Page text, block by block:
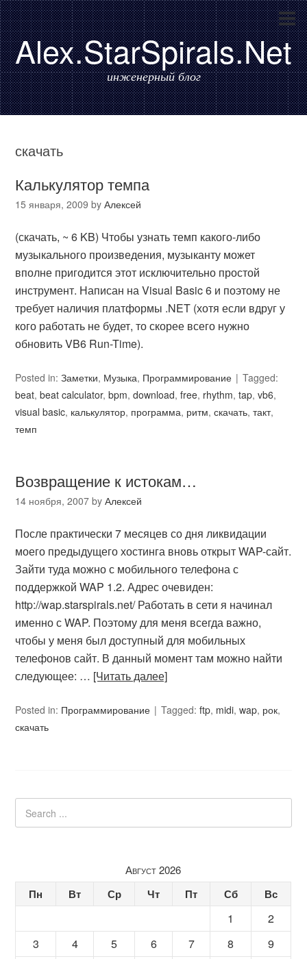
Alex.StarSpirals.Net
инженерный блог
скачать
Калькулятор темпа
15 января, 2009 byАлексей
(скачать, ~ 6 KB) Чтобы узнать темп какого-либо
музыкального произведения, музыканту может
вполне пригодится этот исключительно простой
инструмент. Написан на Visual Basic 6 и поэтому не
требует наличия платформы .NET (хотя если вдруг у
кого работать не будет, то скорее всего нужно
обновить VB6 Run-Time).
Posted in:Заметки, Музыка, Программирование
Tagged:
beat,beat calculator,bpm,download,free, rhythm,tap,vb6,
visual basic, калькулятор, программа, ритм,скачать,такт,
темп
Возвращение к истокам…
14 ноября, 2007 byАлексей
После практически 7 месяцев со дня ликвидации
моего предыдущего хостинга вновь открыт WAP-сайт.
Зайти туда можно с мобильного телефона с
поддержкой WAP 1.2. Адрес очевиден:
http://wap.starspirals.net/ Работать в сети я начинал
именно с WAP. Поэтому для меня всегда важно,
чтобы у меня был доступный для мобильных
телефонов сайт. В данный момент там можно найти
следующее: … [Читать далее]
Posted in: Программирование Tagged:ftp, midi,wap, рок,
скачать
Август 2026
Пн Вт Ср Чт Пт Сб Вс
1
2
3
4 5 6 7 8
9